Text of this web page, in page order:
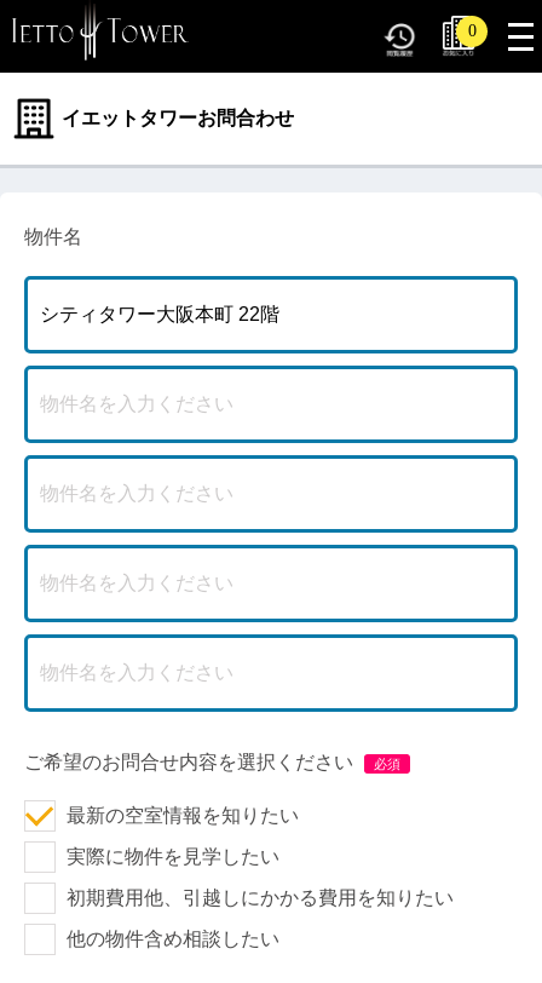
0
イエットタワーお問合わせ
物件名
ご希望のお問合せ内容を選択ください
最新の空室情報を知りたい
実際に物件を見学したい
初期費用他、引越しにかかる費用を知りたい
他の物件含め相談したい